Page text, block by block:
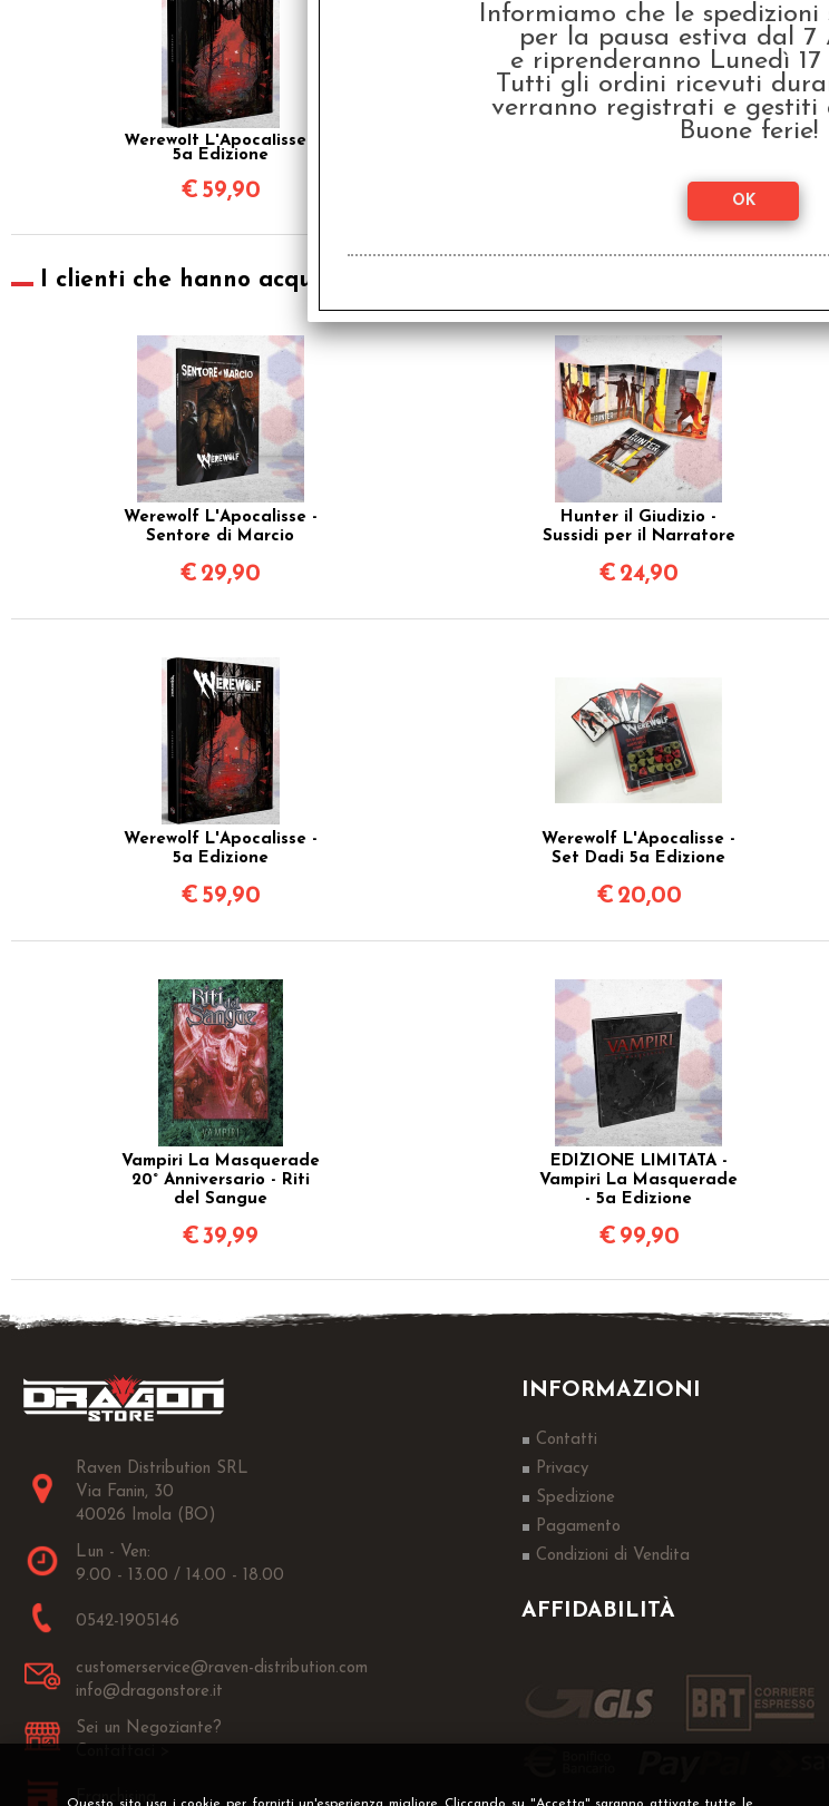
Werewolf L'Apocalisse -
5a Edizione
€ 59,90
I clienti che hanno acquistato questo prodotto, hanno scelto anche
Werewolf L'Apocalisse -
Sentore di Marcio
€ 29,90
Hunter il Giudizio -
Sussidi per il Narratore
€ 24,90
Werewolf L'Apocalisse -
5a Edizione
€ 59,90
Werewolf L'Apocalisse -
Set Dadi 5a Edizione
€ 20,00
Vampiri La Masquerade
20° Anniversario - Riti
del Sangue
€39,99
EDIZIONE LIMITATA -
Vampiri La Masquerade
- 5a Edizione
€ 99,90
Raven Distribution SRL
Via Fanin, 30
40026 Imola (BO)
Lun - Ven:
9.00 - 13.00 / 14.00 - 18.00
0542-1905146
customerservice@raven-distribution.com
info@dragonstore.it
Sei un Negoziante?
Franchising
INFORMAZIONI
Contatti
Privacy
Spedizione
Pagamento
Condizioni di Vendita
AFFIDABILITÀ
Informiamo che le spedizioni
per la pausa estiva dal 7
e riprenderanno Lunedì
Tutti gli ordini ricevuti
verranno registrati e gestiti
Buone ferie!